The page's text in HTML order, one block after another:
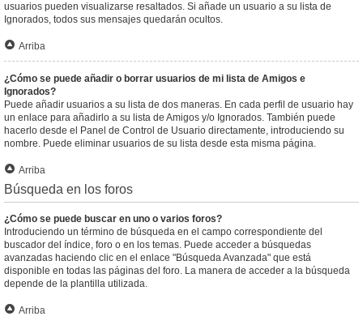
usuarios pueden visualizarse resaltados. Si añade un usuario a su lista de
Ignorados, todos sus mensajes quedarán ocultos.
Arriba
¿Cómo se puede añadir o borrar usuarios de mi lista de Amigos e
Ignorados?
Puede añadir usuarios a su lista de dos maneras. En cada perfil de usuario hay
un enlace para añadirlo a su lista de Amigos y/o Ignorados. También puede
hacerlo desde el Panel de Control de Usuario directamente, introduciendo su
nombre. Puede eliminar usuarios de su lista desde esta misma página.
Arriba
Búsqueda en los foros
¿Cómo se puede buscar en uno o varios foros?
Introduciendo un término de búsqueda en el campo correspondiente del
buscador del índice, foro o en los temas. Puede acceder a búsquedas
avanzadas haciendo clic en el enlace "Búsqueda Avanzada" que está
disponible en todas las páginas del foro. La manera de acceder a la búsqueda
depende de la plantilla utilizada.
Arriba